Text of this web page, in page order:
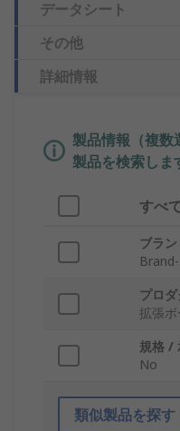
データシート
その他
詳細情報
製品情報（複数
製品を検索しま
すべ
ブラン
プロ
拡張ボ
規格 /
No
類似製品を探す